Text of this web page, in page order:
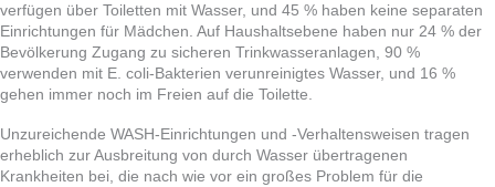
verfügen über Toiletten mit Wasser, und 45 % haben keine separaten
Einrichtungen für Mädchen. Auf Haushaltsebene haben nur 24 % der
Bevölkerung Zugang zu sicheren Trinkwasseranlagen, 90 %
verwenden mit E. coli-Bakterien verunreinigtes Wasser, und 16 %
gehen immer noch im Freien auf die Toilette.
Unzureichende WASH-Einrichtungen und -Verhaltensweisen tragen
erheblich zur Ausbreitung von durch Wasser übertragenen
Krankheiten bei, die nach wie vor ein großes Problem für die